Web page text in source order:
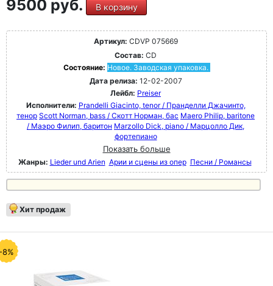
9500 руб. В корзину
Артикул: CDVP 075669
Состав: CD
Состояние: Новое. Заводская упаковка.
Дата релиза: 12-02-2007
Лейбл: Preiser
Исполнители: Prandelli Giacinto, tenor / Пранделли Джачинто,
тенор Scott Norman, bass / Скотт Норман, бас Maero Philip, baritone
/ Маэро Филип, баритон Marzollo Dick, piano / Марцолло Дик,
фортепиано
Показать больше
Жанры: Lieder und Arien Арии и сцены из опер Песни / Романсы
Хит продаж
8%